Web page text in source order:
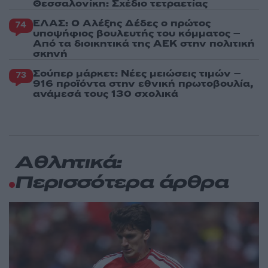
Θεσσαλονίκη: Σχέδιο τετραετίας
74 ΕΛΑΣ: Ο Αλέξης Δέδες ο πρώτος
υποψήφιος βουλευτής του κόμματος –
Από τα διοικητικά της ΑΕΚ στην πολιτική
σκηνή
73 Σούπερ μάρκετ: Νέες μειώσεις τιμών –
916 προϊόντα στην εθνική πρωτοβουλία,
ανάμεσά τους 130 σχολικά
Αθλητικά:
Περισσότερα άρθρα